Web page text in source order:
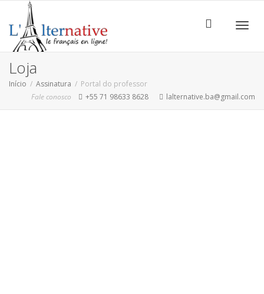
Loja
Início Assinatura
Portal do professor
Fale conosco
+55 71 98633 8628 lalternative.ba@gmail.com